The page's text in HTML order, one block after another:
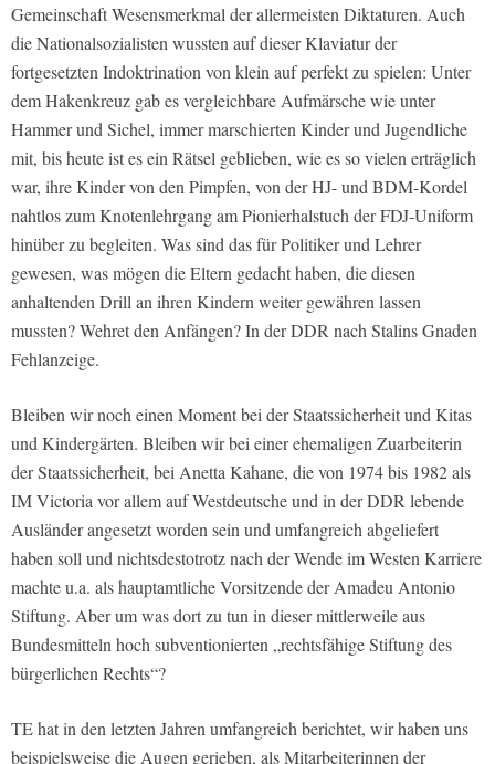
Gemeinschaft Wesensmerkmal der allermeisten Diktaturen. Auch
die Nationalsozialisten wussten auf dieser Klaviatur der
fortgesetzten Indoktrination von klein auf perfekt zu spielen: Unter
dem Hakenkreuz gab es vergleichbare Aufmärsche wie unter
Hammer und Sichel, immer marschierten Kinder und Jugendliche
mit, bis heute ist es ein Rätsel geblieben, wie es so vielen erträglich
war, ihre Kinder von den Pimpfen, von der HJ- und BDM-Kordel
nahtlos zum Knotenlehrgang am Pionierhalstuch der FDJ-Uniform
hinüber zu begleiten. Was sind das für Politiker und Lehrer
gewesen, was mögen die Eltern gedacht haben, die diesen
anhaltenden Drill an ihren Kindern weiter gewähren lassen
mussten? Wehret den Anfängen? In der DDR nach Stalins Gnaden
Fehlanzeige.
Bleiben wir noch einen Moment bei der Staatssicherheit und Kitas
und Kindergärten. Bleiben wir bei einer ehemaligen Zuarbeiterin
der Staatssicherheit, bei Anetta Kahane, die von 1974 bis 1982 als
IM Victoria vor allem auf Westdeutsche und in der DDR lebende
Ausländer angesetzt worden sein und umfangreich abgeliefert
haben soll und nichtsdestotrotz nach der Wende im Westen Karriere
machte u.a. als hauptamtliche Vorsitzende der Amadeu Antonio
Stiftung. Aber um was dort zu tun in dieser mittlerweile aus
Bundesmitteln hoch subventionierten „rechtsfähige Stiftung des
bürgerlichen Rechts“?
TE hat in den letzten Jahren umfangreich berichtet, wir haben uns
beispielsweise die Augen gerieben, als Mitarbeiterinnen der